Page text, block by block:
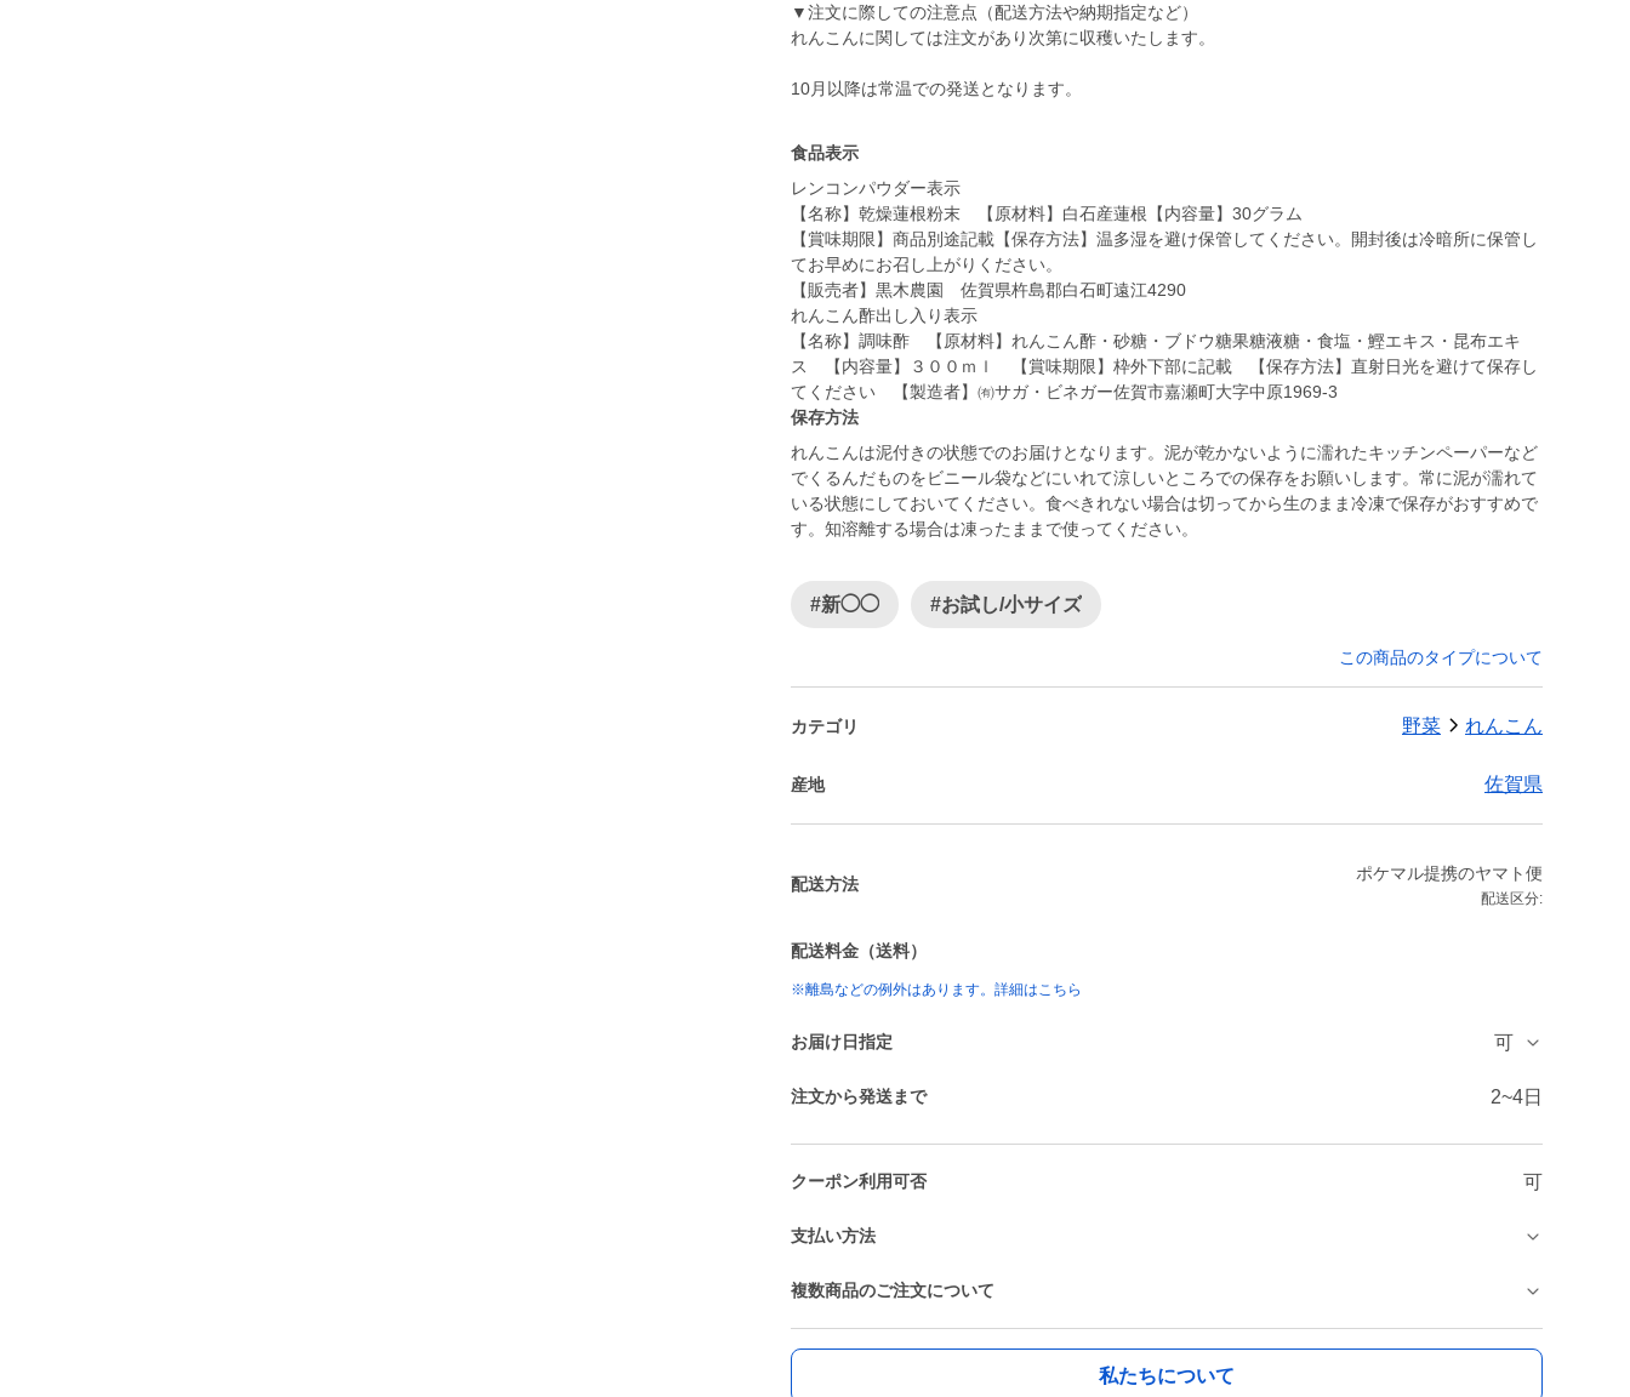
▼注文に際しての注意点（配送方法や納期指定など）
れんこんに関しては注文があり次第に収穫いたします。
10月以降は常温での発送となります。
食品表示
レンコンパウダー表示
【名称】乾燥蓮根粉末 【原材料】白石産蓮根【内容量】30グラム
【賞味期限】商品別途記載【保存方法】温多湿を避け保管してください。開封後は冷暗所に保管し
てお早めにお召し上がりください。
【販売者】黒木農園 佐賀県杵島郡白石町遠江4290
れんこん酢出し入り表示
【名称】調味酢 【原材料】れんこん酢・砂糖・ブドウ糖果糖液糖・食塩・鰹エキス・昆布エキ
ス 【内容量】３００ｍｌ 【賞味期限】枠外下部に記載 【保存方法】直射日光を避けて保存し
てください 【製造者】㈲サガ・ビネガー佐賀市嘉瀬町大字中原1969-3
保存方法
れんこんは泥付きの状態でのお届けとなります。泥が乾かないように濡れたキッチンペーパーなど
でくるんだものをビニール袋などにいれて涼しいところでの保存をお願いします。常に泥が濡れて
いる状態にしておいてください。食べきれない場合は切ってから生のまま冷凍で保存がおすすめで
す。知溶離する場合は凍ったままで使ってください。
#新◯◯ #お試し/小サイズ
この商品のタイプについて
カテゴリ 野菜 れんこん
産地 佐賀県
配送方法
ポケマル提携のヤマト便
配送区分:
配送料金（送料）
※離島などの例外はあります。詳細はこちら
お届け日指定 可
注文から発送まで 2~4日
クーポン利用可否 可
支払い方法
複数商品のご注文について
私たちについて